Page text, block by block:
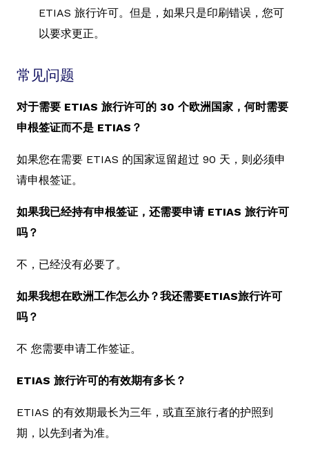
ETIAS 旅行许可。但是，如果只是印刷错误，您可
以要求更正。
常见问题
对于需要 ETIAS 旅行许可的 30 个欧洲国家，何时需要
申根签证而不是 ETIAS？
如果您在需要 ETIAS 的国家逗留超过 90 天，则必须申
请申根签证。
如果我已经持有申根签证，还需要申请 ETIAS 旅行许可
吗？
不，已经没有必要了。
如果我想在欧洲工作怎么办？我还需要ETIAS旅行许可
吗？
不 您需要申请工作签证。
ETIAS 旅行许可的有效期有多长？
ETIAS 的有效期最长为三年，或直至旅行者的护照到
期，以先到者为准。